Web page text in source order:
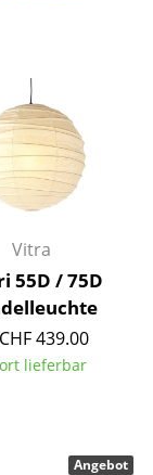
Vitra
55D / 75D
439.00
lieferbar
Angebot